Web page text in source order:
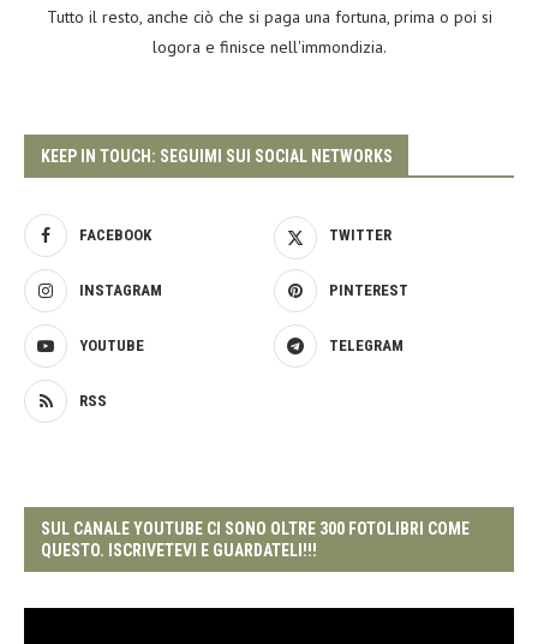
Tutto il resto, anche ciò che si paga una fortuna, prima o poi si
logora e finisce nell'immondizia.
KEEP IN TOUCH: SEGUIMI SUI SOCIAL NETWORKS
FACEBOOK TWITTER
INSTAGRAM PINTEREST
YOUTUBE TELEGRAM
RSS
SUL CANALE YOUTUBE CI SONO OLTRE 300 FOTOLIBRI COME
QUESTO. ISCRIVETEVI E GUARDATELI!!!